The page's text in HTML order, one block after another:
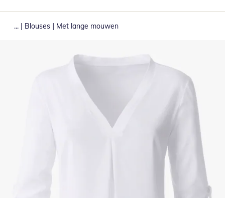
... | Blouses | Met lange mouwen